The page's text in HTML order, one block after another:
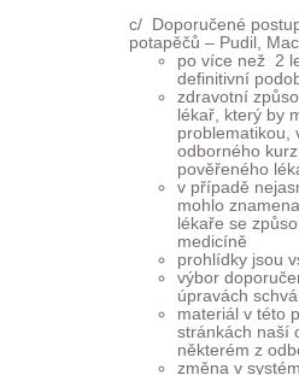
c/ Doporučené
potapěčů – Pudil,
po více než 2
definitivní
zdravotní
lékař, který by
problematikou,
odborného
pověřeného
v případě
mohlo
lékaře se
medicíně
prohlídky jsou
výbor
úpravách
materiál v této
stránkách naší
některém z
změna v